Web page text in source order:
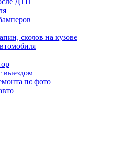
ДТП
сколов на кузове
выездом
по фото